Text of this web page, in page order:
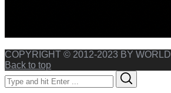
COPYRIGHT © 2012-2023 BY
Back to top
Search
for: